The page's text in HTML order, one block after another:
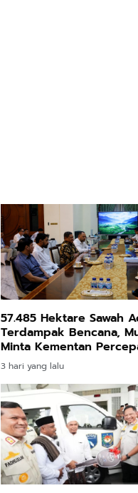
57.485 Hektare Sawah
Terdampak Bencana,
Minta Kementan
Pemulihan
3 hari yang lalu